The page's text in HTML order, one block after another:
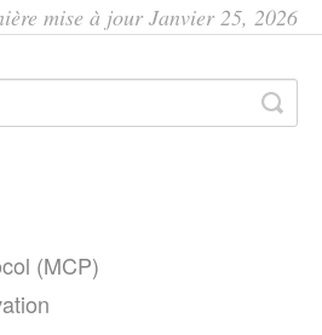
mise à jour Janvier 25, 2026
(MCP)